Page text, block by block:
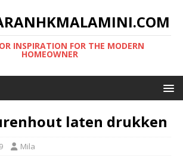
INSPIRATION FOR THE MODERN
HOMEOWNER
laten drukken
Mila